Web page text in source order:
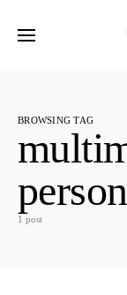
BROWSING TAG
1 post